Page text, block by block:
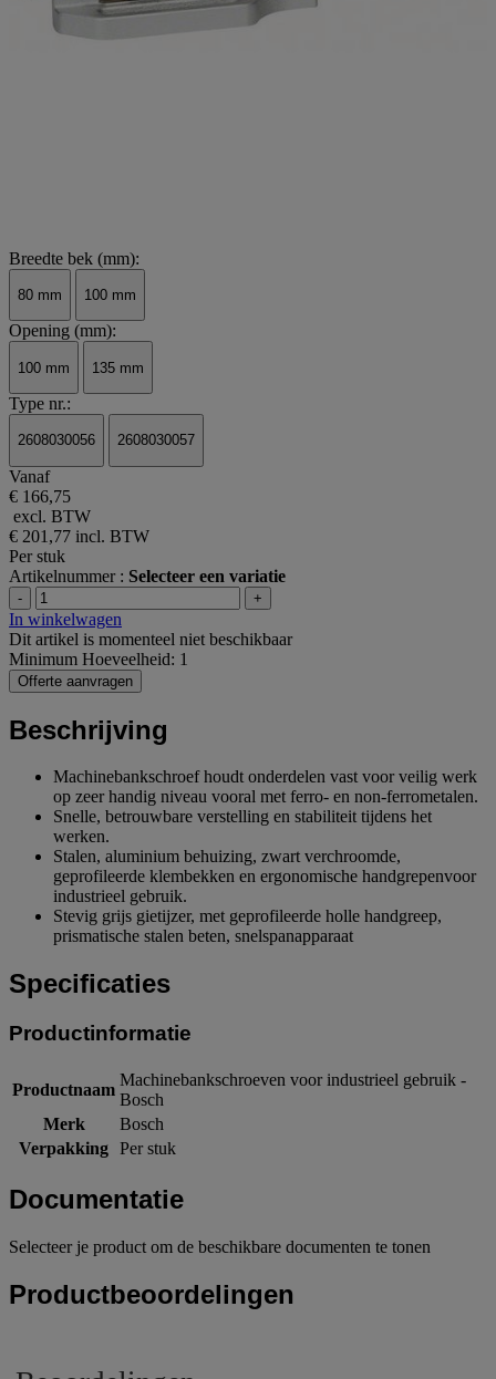
Breedte bek (mm):
80 mm 100 mm
Opening (mm):
100 mm 135 mm
Type nr.:
2608030056 2608030057
Vanaf
€ 166,75
excl. BTW
€ 201,77 incl. BTW
Per stuk
Artikelnummer : Selecteer een variatie
- +
In winkelwagen
Dit artikel is momenteel niet beschikbaar
Minimum Hoeveelheid: 1
Offerte aanvragen
Beschrijving
Machinebankschroef houdt onderdelen vast voor veilig werk
op zeer handig niveau vooral met ferro- en non-ferrometalen.
Snelle, betrouwbare verstelling en stabiliteit tijdens het
werken.
Stalen, aluminium behuizing, zwart verchroomde,
geprofileerde klembekken en ergonomische handgrepenvoor
industrieel gebruik.
Stevig grijs gietijzer, met geprofileerde holle handgreep,
prismatische stalen beten, snelspanapparaat
Specificaties
Productinformatie
Productnaam
Machinebankschroeven voor industrieel gebruik -
Bosch
Merk
Bosch
Verpakking Per stuk
Documentatie
Selecteer je product om de beschikbare documenten te tonen
Productbeoordelingen